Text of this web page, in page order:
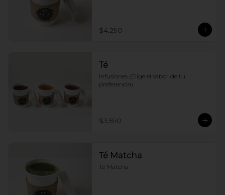
$4.290
Té
Infusiones (Elige el sabor de tu
preferencia)
$3.590
Té Matcha
Té Matcha